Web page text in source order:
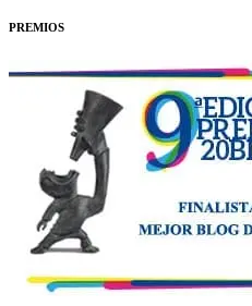
PREMIOS